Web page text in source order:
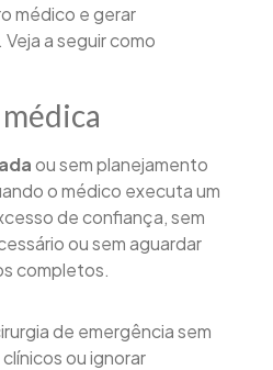
médico e gerar
a seguir como
ou sem planejamento
o médico executa um
de confiança, sem
ou sem aguardar
completos.
de emergência sem
ou ignorar